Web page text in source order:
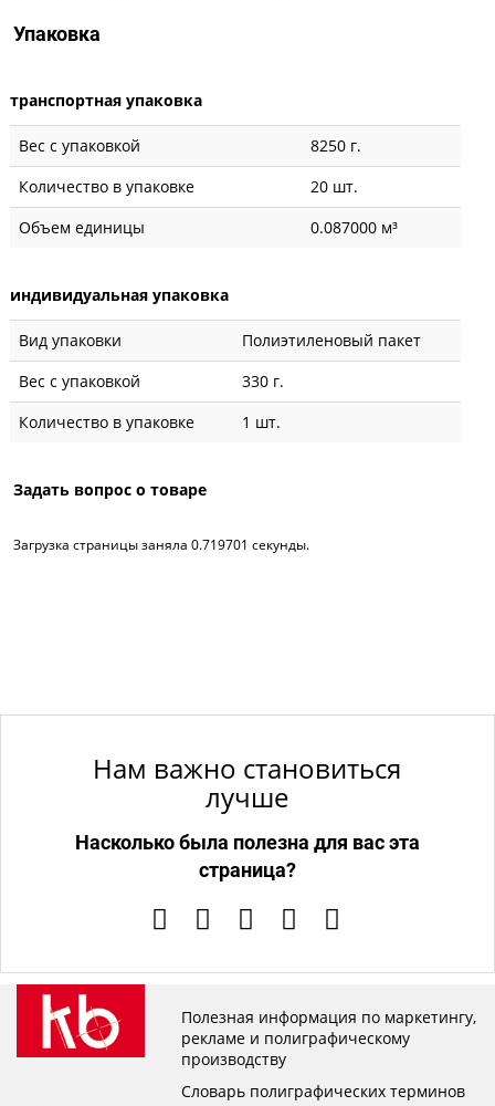
Упаковка
транспортная упаковка
Вес с упаковкой
8250 г.
Количество в упаковке
20 шт.
Объем единицы
0.087000 м³
индивидуальная упаковка
Вид упаковки
Полиэтиленовый пакет
Вес с упаковкой
330 г.
Количество в упаковке
1 шт.
Задать вопрос о товаре
Загрузка страницы заняла 0.719701 секунды.
Нам важно становиться
лучше
Насколько была полезна для вас эта
страница?
Полезная информация по маркетингу,
рекламе и полиграфическому
производству
Словарь полиграфических терминов